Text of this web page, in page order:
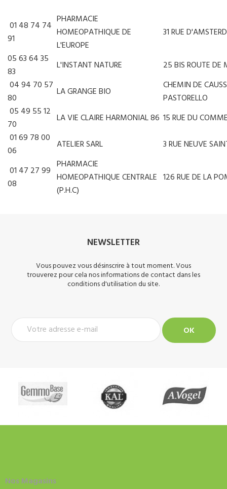
01 48 74 74
91
PHARMACIE
HOMEOPATHIQUE DE
L'EUROPE
31 RUE
05 63 64 35
83
L'INSTANT NATURE
25 BIS ROUTE
04 94 70 57
80
LA GRANGE BIO
CHEMIN DE
PASTORELLO
05 49 55 12
70
LA VIE CLAIRE HARMONIAL 86 15 RUE DU
01 69 78 00
06
ATELIER SARL
3 RUE NEUVE
01 47 27 99
08
PHARMACIE
HOMEOPATHIQUE CENTRALE
(P.H.C)
126 RUE DE LA
NEWSLETTER
Vous pouvez vous désinscrire à tout moment. Vous
trouverez pour cela nos informations de contact dans les
conditions d'utilisation du site.
Nos Magasins